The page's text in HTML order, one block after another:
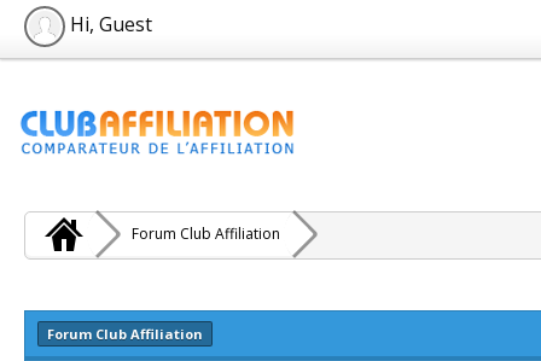
Hi, Guest
Forum Club Affiliation
Forum Club Affiliation